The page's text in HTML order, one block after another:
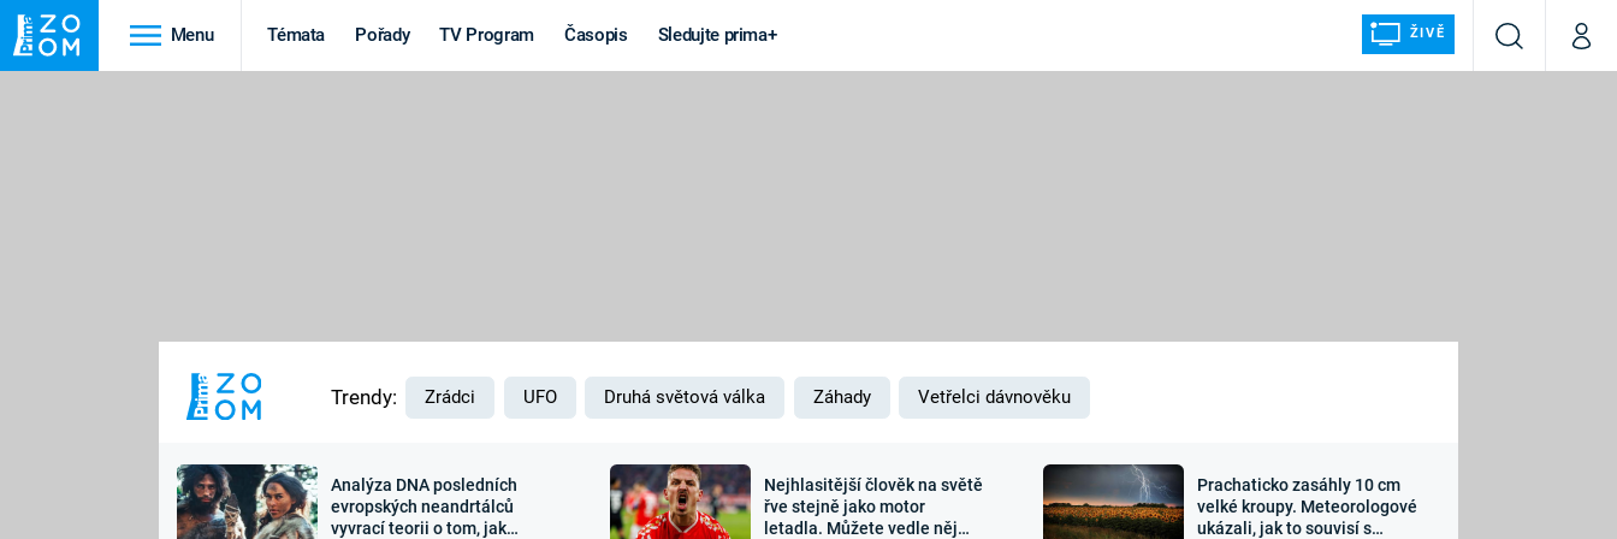
Menu Témata Pořady TV Program Časopis Sledujte prima+ ŽIVĚ
VyhledáváníMůj
MARS
Výročí
Záhady a
Zajímavosti Sledujte nás
Trendy: Zrádci UFO Druhá světová válka Záhady Vetřelci dávnověku
Analýza DNA posledních
evropských neandrtálců
vyvrací teorii o tom, jak
Nejhlasitější člověk na světě
řve stejně jako motor
letadla. Můžete vedle něj
Prachaticko zasáhly 10 cm
velké kroupy. Meteorologové
ukázali, jak to souvisí s